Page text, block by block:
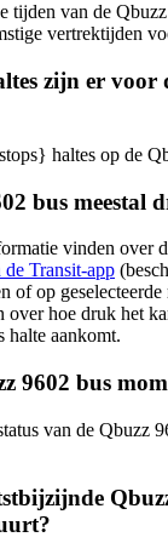
tijden van de
vertrektijden
zijn er voor
haltes op de
bus meestal
vinden over
de Transit-app
of op
over hoe druk het
halte aankomt.
9602 bus
van de Qbuzz